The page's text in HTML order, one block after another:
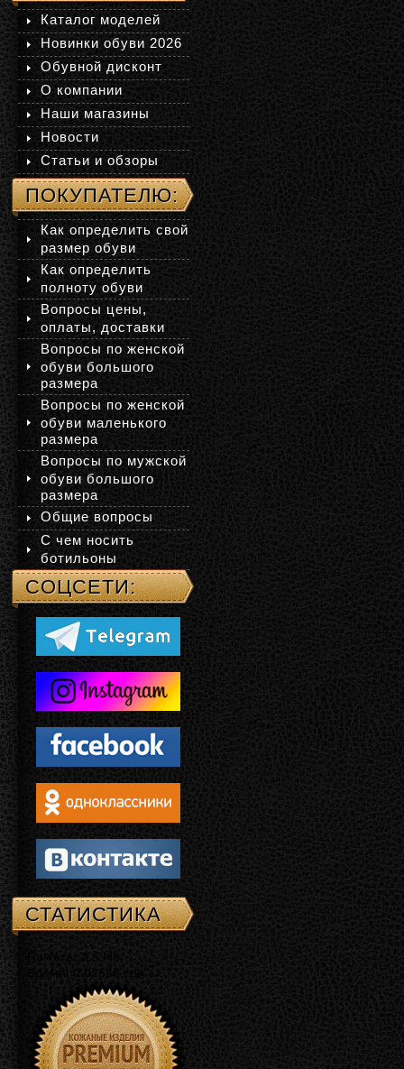
Каталог моделей
Новинки обуви 2026
Обувной дисконт
О компании
Наши магазины
Новости
Статьи и обзоры
ПОКУПАТЕЛЮ:
Как определить свой
размер обуви
Как определить
полноту обуви
Вопросы цены,
оплаты, доставки
Вопросы по женской
обуви большого
размера
Вопросы по женской
обуви маленького
размера
Вопросы по мужской
обуви большого
размера
Общие вопросы
С чем носить
ботильоны
СОЦСЕТИ:
СТАТИСТИКА
Память: 3.5 Mb
Время: 0.02546 сек.